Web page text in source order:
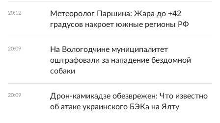
20:12
Метеоролог Паршина: Жара до +42
градусов накроет южные регионы РФ
20:09
На Вологодчине муниципалитет
оштрафовали за нападение бездомной
собаки
20:09
Дрон-камикадзе обезврежен: Что известно
об атаке украинского БЭКа на Ялту